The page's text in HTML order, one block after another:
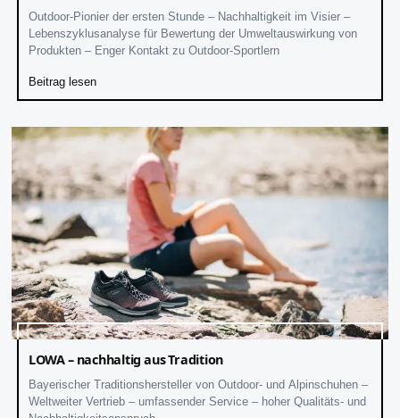
Outdoor-Pionier der ersten Stunde – Nachhaltigkeit im Visier –
Lebenszyklusanalyse für Bewertung der Umweltauswirkung von
Produkten – Enger Kontakt zu Outdoor-Sportlern
Beitrag lesen
LOWA – nachhaltig aus Tradition
Bayerischer Traditionshersteller von Outdoor- und Alpinschuhen –
Weltweiter Vertrieb – umfassender Service – hoher Qualitäts- und